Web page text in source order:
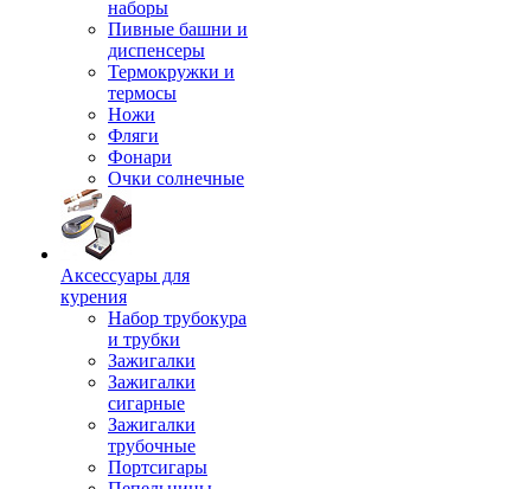
наборы
Пивные башни и
диспенсеры
Термокружки и
термосы
Ножи
Фляги
Фонари
Очки солнечные
Аксессуары для
курения
Набор трубокура
и трубки
Зажигалки
Зажигалки
сигарные
Зажигалки
трубочные
Портсигары